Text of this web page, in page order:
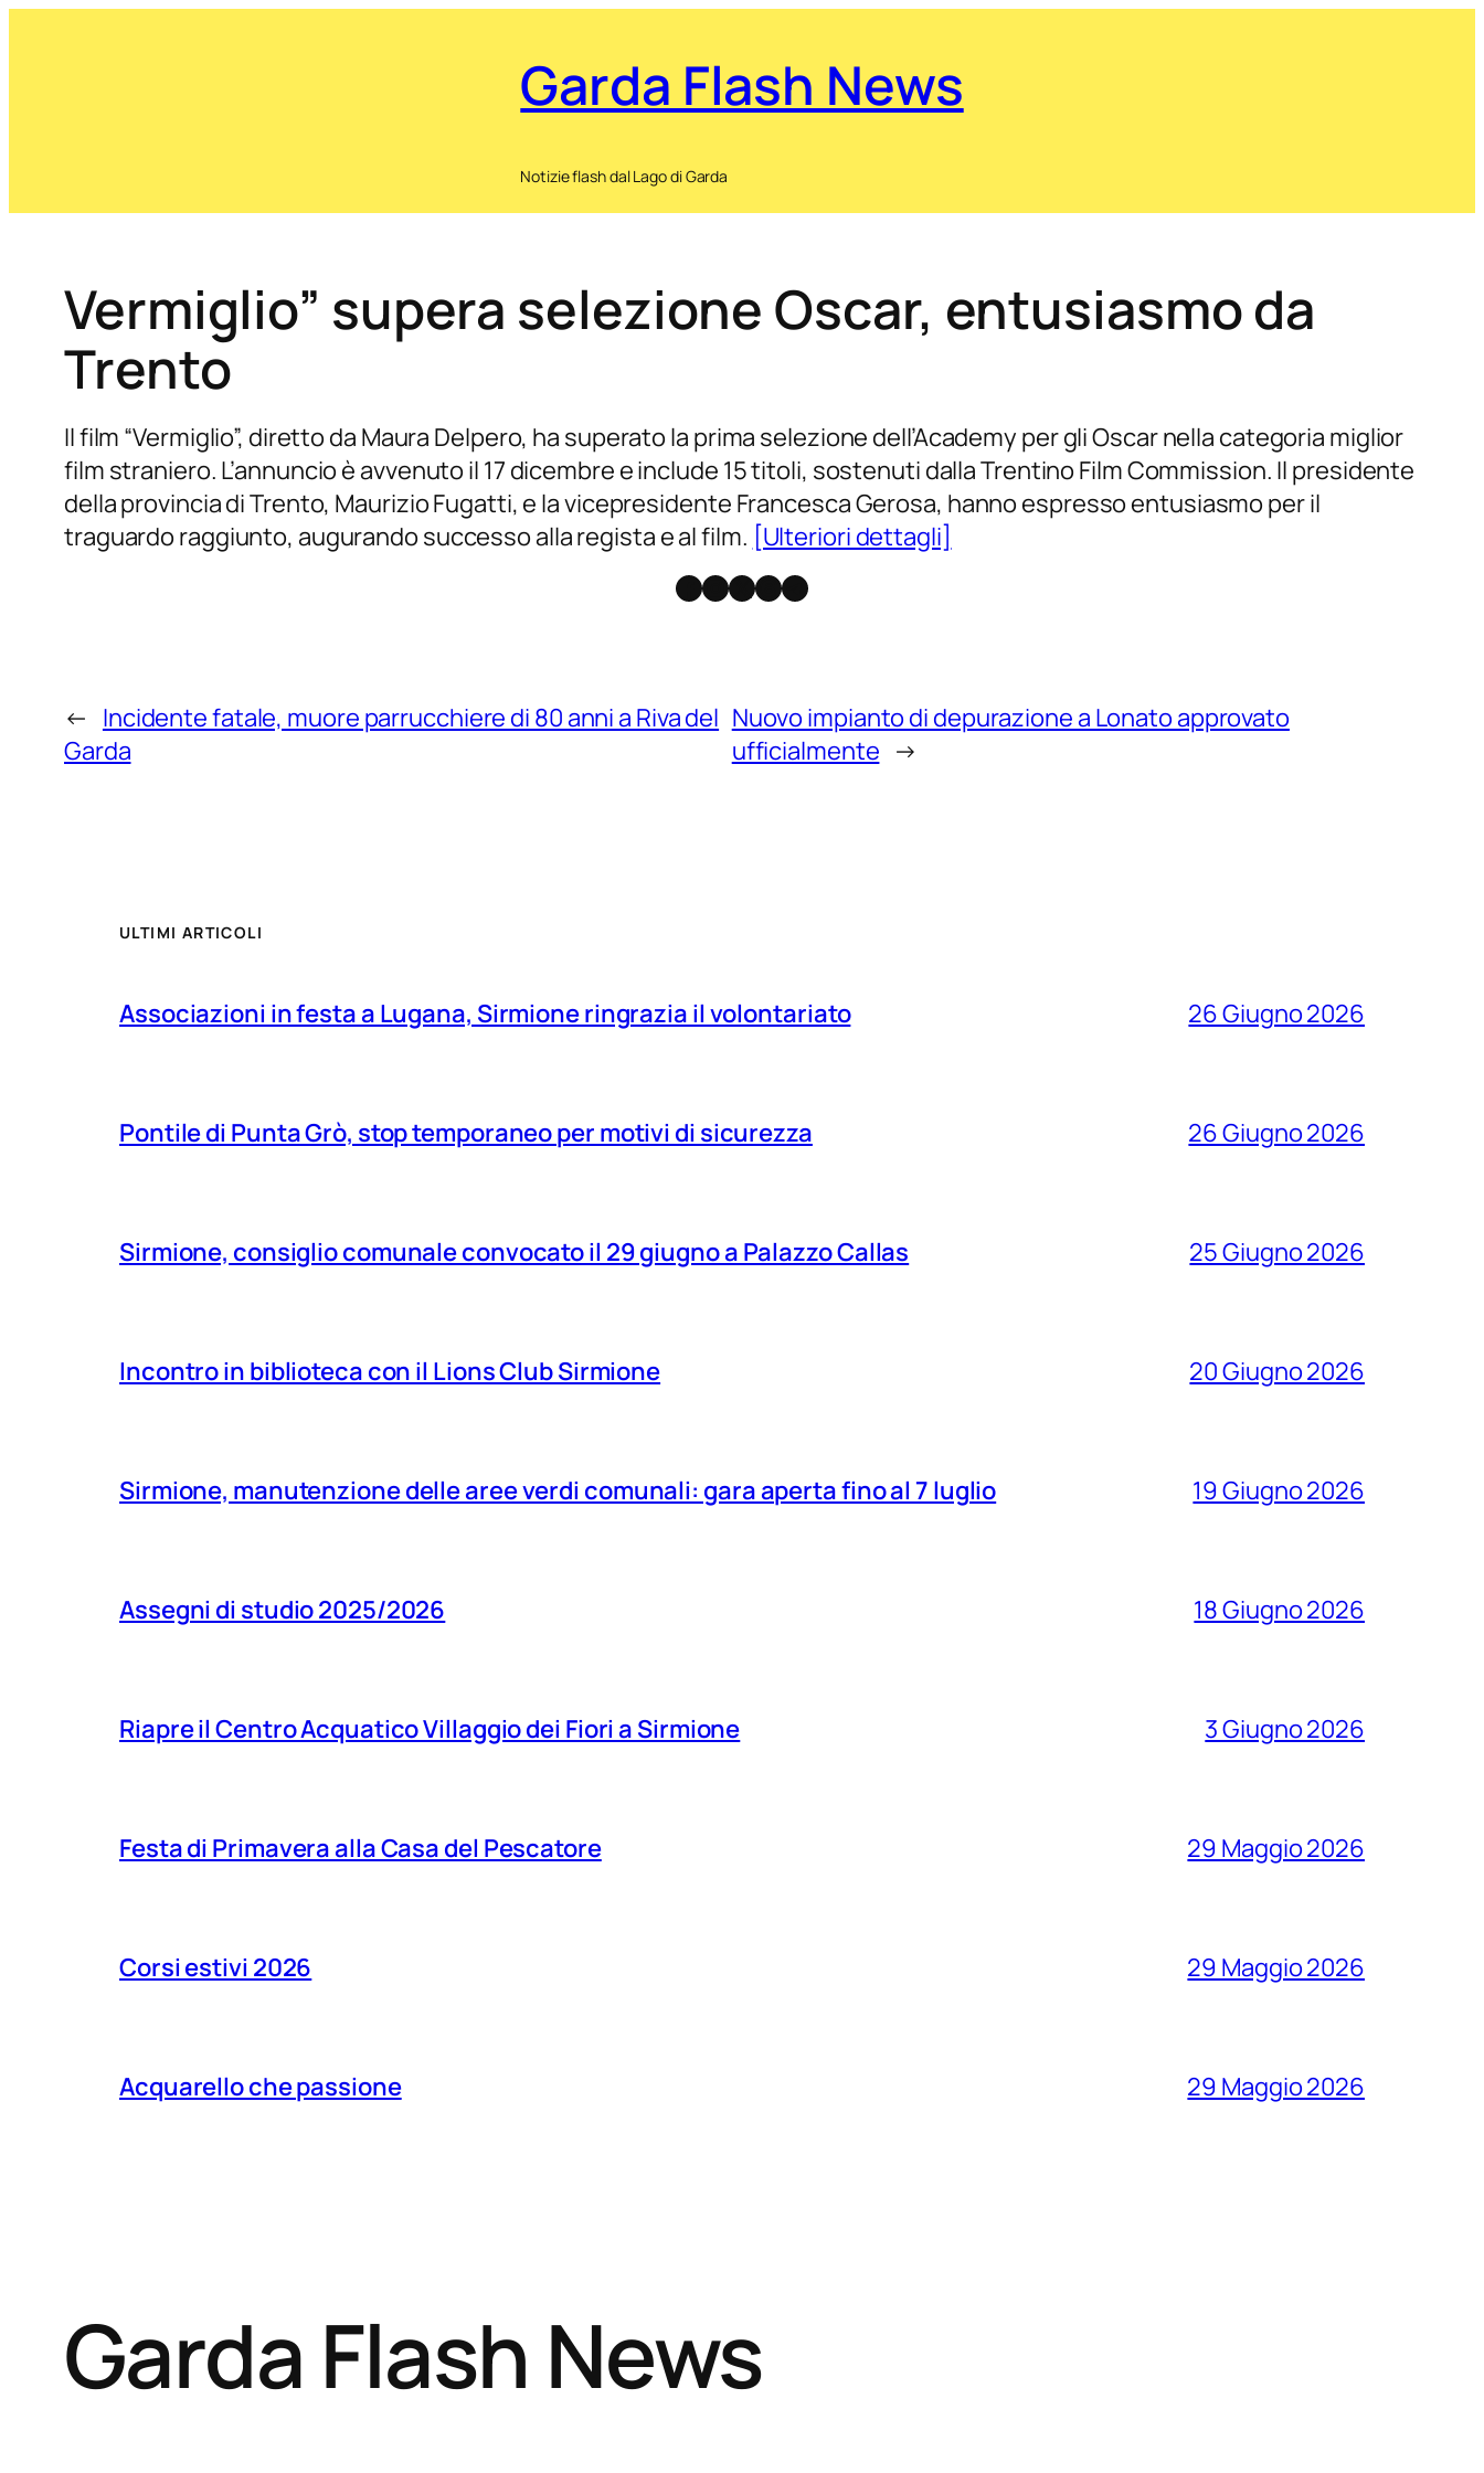
Garda Flash News
Notizie flash dal Lago di Garda
Vermiglio” supera selezione Oscar, entusiasmo da
Trento
Il film “Vermiglio”, diretto da Maura Delpero, ha superato la prima selezione dell’Academy per gli Oscar nella categoria miglior
film straniero. L’annuncio è avvenuto il 17 dicembre e include 15 titoli, sostenuti dalla Trentino Film Commission. Il presidente
della provincia di Trento, Maurizio Fugatti, e la vicepresidente Francesca Gerosa, hanno espresso entusiasmo per il
traguardo raggiunto, augurando successo alla regista e al film. [Ulteriori dettagli]
Facebook
Instagram
X Threads
Telegram
← Incidente fatale, muore parrucchiere di 80 anni a Riva del
Garda
Nuovo impianto di depurazione a Lonato approvato
ufficialmente →
ULTIMI ARTICOLI
Associazioni in festa a Lugana, Sirmione ringrazia il volontariato 26 Giugno 2026
Pontile di Punta Grò, stop temporaneo per motivi di sicurezza 26 Giugno 2026
Sirmione, consiglio comunale convocato il 29 giugno a Palazzo Callas 25 Giugno 2026
Incontro in biblioteca con il Lions Club Sirmione 20 Giugno 2026
Sirmione, manutenzione delle aree verdi comunali: gara aperta fino al 7 luglio 19 Giugno 2026
Assegni di studio 2025/2026 18 Giugno 2026
Riapre il Centro Acquatico Villaggio dei Fiori a Sirmione 3 Giugno 2026
Festa di Primavera alla Casa del Pescatore 29 Maggio 2026
Corsi estivi 2026 29 Maggio 2026
Acquarello che passione 29 Maggio 2026
Garda Flash News